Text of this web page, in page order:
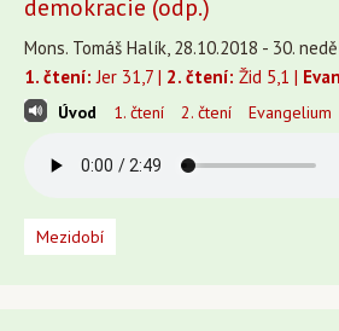
demokracie (odp.)
Mons. Tomáš Halík, 28.10.2018 - 30.
1. čtení: Jer 31,7 | 2. čtení: Žid 5,1 |
Úvod 1. čtení 2. čtení Evangelium
Mezidobí